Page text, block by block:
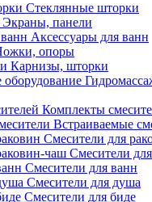
Стеклянные шторки
Экраны, панели
Аксессуары для ванн
опоры
Карнизы, шторки
Комплекты
Встраиваемые
Смесители для
Смесители
Смесители для ванн
Смесители для душа
Смесители для биде